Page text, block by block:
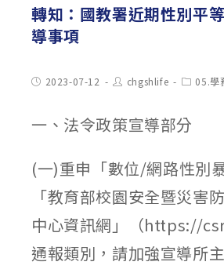
轉知：國教署近期性別平
導事項
Post2023-07-12
Post
author:
chgshlife
Post05.學
一、法令政策宣導部分
(一)重申「數位/網路性別
「教育部校園安全暨災害
中心資訊網」（https://
通報類別，請加強宣導所